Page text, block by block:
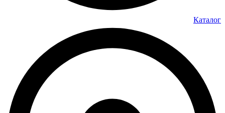
Каталог